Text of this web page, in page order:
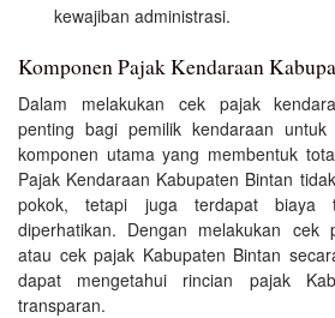
kewajiban administrasi.
Komponen Pajak Kendaraan
Dalam melakukan cek pajak
penting bagi pemilik kendaraan untuk
komponen utama yang membentuk
Pajak Kendaraan Kabupaten Bintan
pokok, tetapi juga terdapat biaya
diperhatikan. Dengan melakukan cek
atau cek pajak Kabupaten Bintan
dapat mengetahui rincian pajak
transparan.